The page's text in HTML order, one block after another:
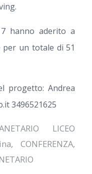
hanno aderito a
un totale di 51
progetto: Andrea
3496521625
LICEO
,CONFERENZA,